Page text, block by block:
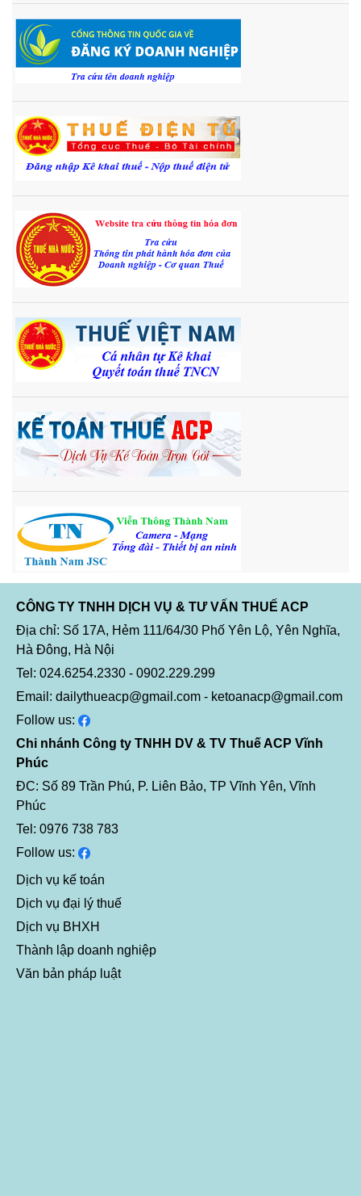
CÔNG TY TNHH DỊCH VỤ & TƯ VẤN THUẾ ACP
Địa chỉ: Số 17A, Hẻm 111/64/30 Phố Yên Lộ, Yên Nghĩa,
Hà Đông, Hà Nội
Tel: 024.6254.2330 - 0902.229.299
Email: dailythueacp@gmail.com - ketoanacp@gmail.com
Follow us:
Chi nhánh Công ty TNHH DV & TV Thuế ACP Vĩnh
Phúc
ĐC: Số 89 Trần Phú, P. Liên Bảo, TP Vĩnh Yên, Vĩnh
Phúc
Tel: 0976 738 783
Follow us:
Dịch vụ kế toán
Dịch vụ đại lý thuế
Dịch vụ BHXH
Thành lập doanh nghiệp
Văn bản pháp luật